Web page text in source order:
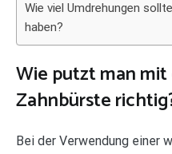
Wie viel Umdrehungen
haben?
Wie putzt man
Zahnbürste
Bei der Verwendung einer